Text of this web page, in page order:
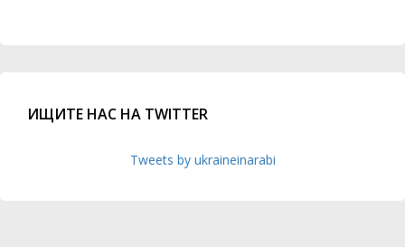
ИЩИТЕ НАС НА TWITTER
Tweets by ukraineinarabi